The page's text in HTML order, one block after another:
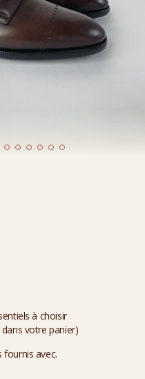
à choisir
votre panier)
fournis avec.